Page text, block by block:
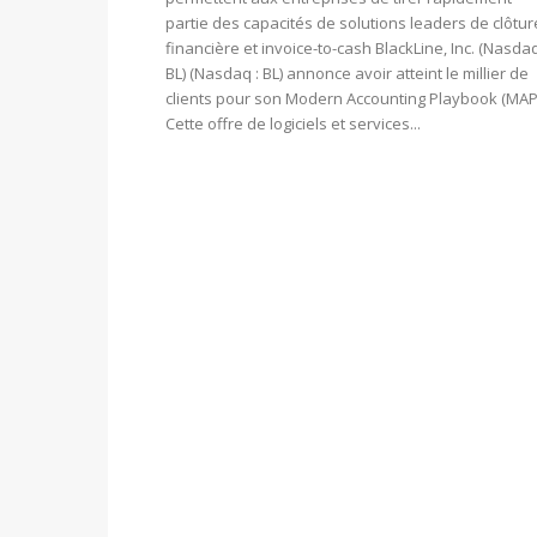
partie des capacités de solutions leaders de
financière et invoice-to-cash BlackLine, Inc.
BL) (Nasdaq : BL) annonce avoir atteint le millier de
clients pour son Modern Accounting Playbook
Cette offre de logiciels et services...